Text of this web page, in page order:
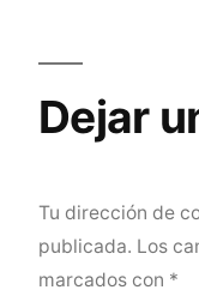
Dejar
Tu dirección de
publicada. Los
marcados con *